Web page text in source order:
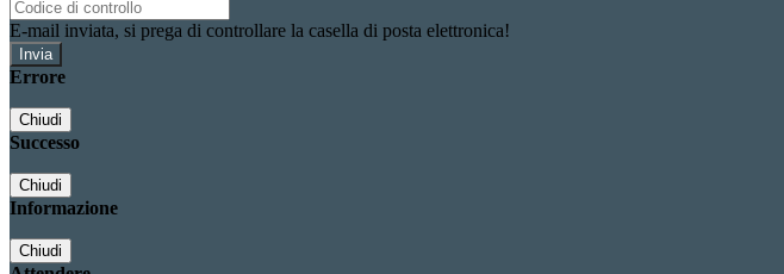
E-mail inviata, si prega di controllare la casella di posta elettronica!
Errore
Chiudi
Successo
Chiudi
Informazione
Chiudi